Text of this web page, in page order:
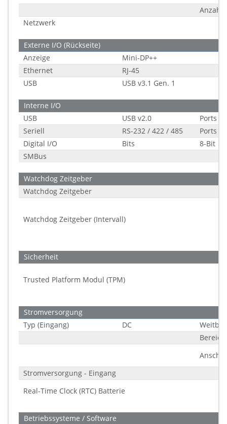
Anzahl
Netzwerk
Externe I/O (Rückseite)
Anzeige
Mini-DP++
Ethernet
RJ-45
USB
USB v3.1 Gen. 1
Interne I/O
USB
USB v2.0
Ports
Seriell
RS-232 / 422 / 485
Ports
Digital I/O
Bits
8-Bit
SMBus
Watchdog Zeitgeber
Watchdog Zeitgeber
Watchdog Zeitgeber (Intervall)
Sicherheit
Trusted Platform Modul (TPM)
Stromversorgung
Typ (Eingang)
DC
Bereich
Stromversorgung - Eingang
Real-Time Clock (RTC) Batterie
Betriebssysteme / Software